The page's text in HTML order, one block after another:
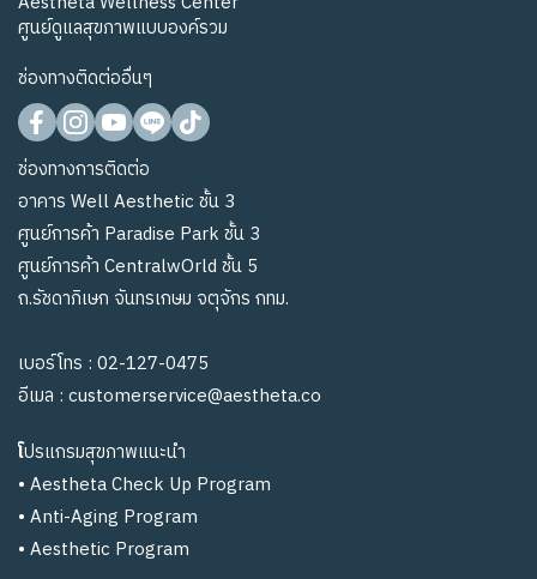
ศูนย์ดูแลสุขภาพแบบองค์รวม
ช่องทางติดต่ออื่นๆ
ช่องทางการติดต่อ
อาคาร Well Aesthetic ชั้น 3
ศูนย์การค้า Paradise Park ชั้น 3
ศูนย์การค้า CentralwOrld ชั้น 5
ถ.รัชดาภิเษก จันทรเกษม จตุจักร กทม.
เบอร์โทร : 02-127-0475
อีเมล : customerservice@aestheta.co
โปรแกรมสุขภาพแนะนำ
• Aestheta Check Up Program
• Anti-Aging Program
• Aesthetic Program